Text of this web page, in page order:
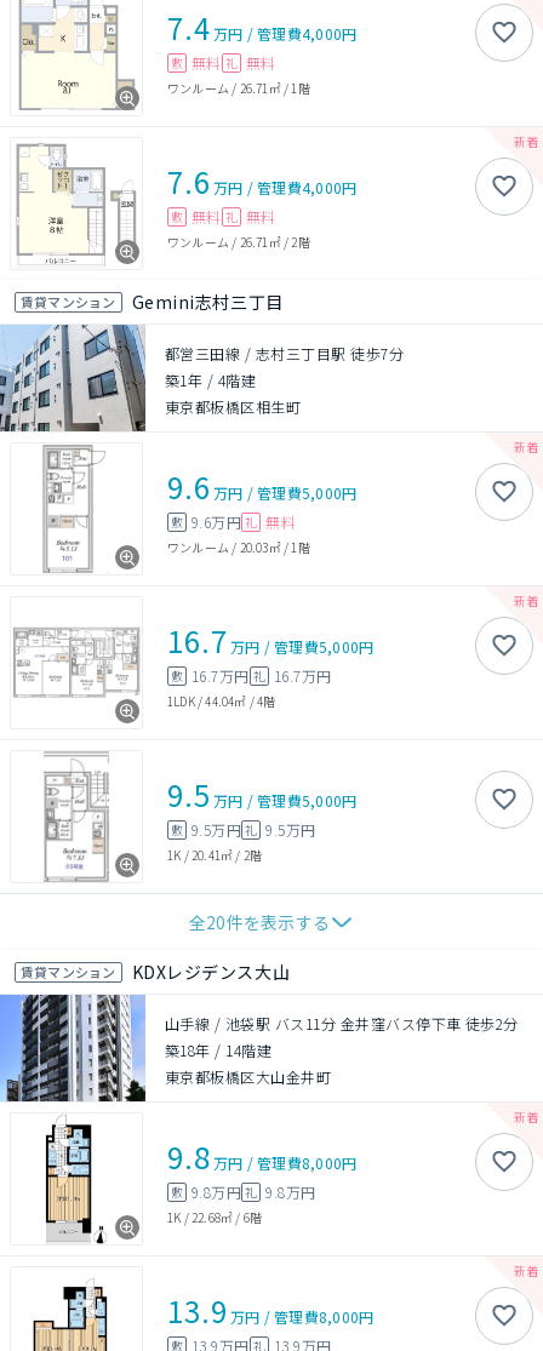
7.4万円 /管理費4,000円
敷 無料 礼 無料
ワンルーム / 26.71㎡/ 1階
7.6 万円 /管理費4,000円
敷 無料 礼 無料
ワンルーム / 26.71㎡/ 2階
賃貸マンション Gemini志村三丁目
都営三田線 / 志村三丁目駅 徒歩7分
築1年 / 4階建
東京都板橋区相生町
9.6 万円 /管理費5,000円
敷 9.6万円 礼 無料
ワンルーム / 20.03㎡/ 1階
16.7 万円 /管理費5,000円
敷 16.7万円 礼 16.7万円
1LDK/44.04㎡ /4階
9.5 万円 /管理費5,000円
敷 9.5万円礼 9.5万円
1K / 20.41㎡ / 2階
全20件を表示する
賃貸マンション KDXレジデンス大山
山手線 / 池袋駅 バス11分 金井窪バス停下車 徒歩2分
築18年 / 14階建
東京都板橋区大山金井町
9.8万円 /管理費8,000円
敷 9.8万円礼 9.8万円
1K / 22.68㎡ / 6階
13.9 万円 /管理費8,000円
敷 13.9万円 礼 13.9万円